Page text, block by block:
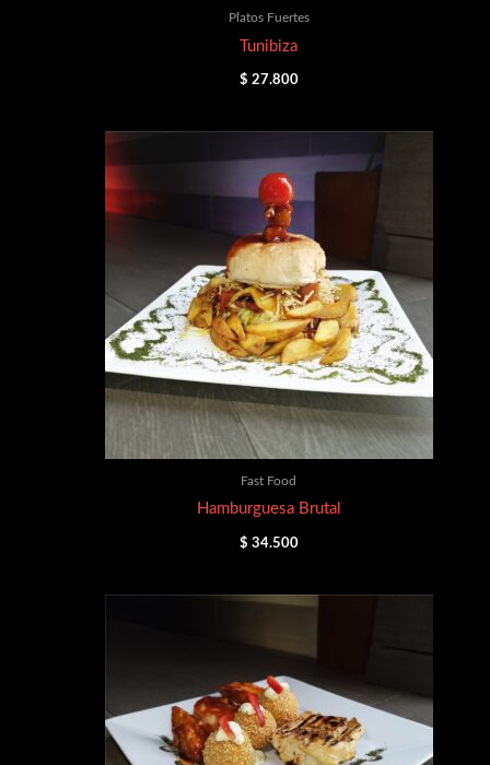
Platos Fuertes
Tunibiza
$ 27.800
Fast Food
Hamburguesa Brutal
$ 34.500